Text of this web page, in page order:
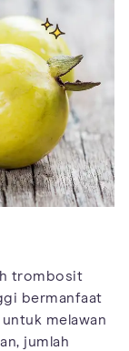
trombosit
bermanfaat
melawan
jumlah